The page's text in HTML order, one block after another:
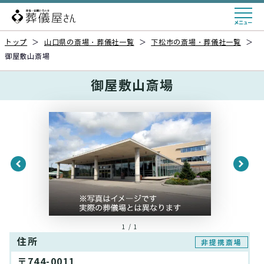
トップ ＞ 山口県の斎場・葬儀社一覧 ＞ 下松市の斎場・葬儀社一覧
＞
御屋敷山斎場
御屋敷山斎場
1 / 1
住所 非提携斎場